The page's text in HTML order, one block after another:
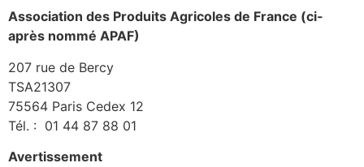
Association des Produits Agricoles de France (ci-
après nommé APAF)
207 rue de Bercy
TSA21307
75564 Paris Cedex 12
Tél. : 01 44 87 88 01
Avertissement